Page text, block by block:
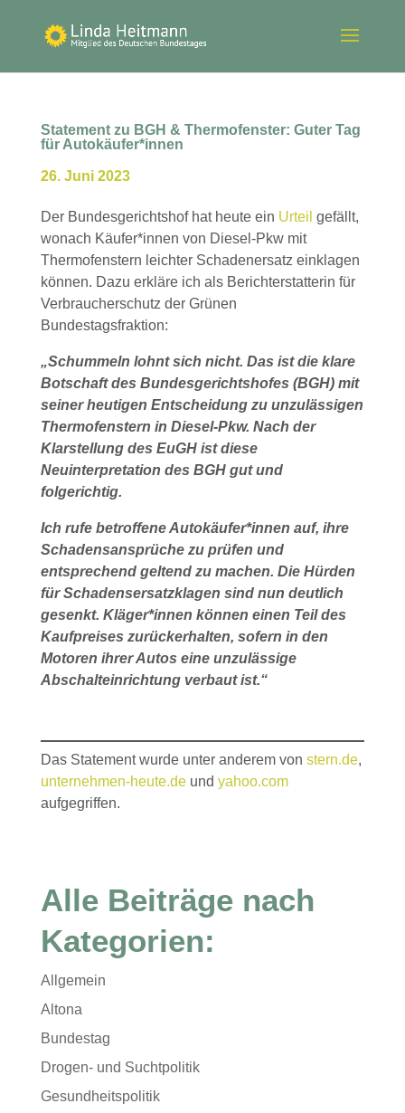
Statement zu BGH & Thermofenster: Guter Tag
für Autokäufer*innen
26. Juni 2023
Der Bundesgerichtshof hat heute ein Urteil gefällt,
wonach Käufer*innen von Diesel-Pkw mit
Thermofenstern leichter Schadenersatz einklagen
können. Dazu erkläre ich als Berichterstatterin für
Verbraucherschutz der Grünen
Bundestagsfraktion:
„Schummeln lohnt sich nicht. Das ist die klare
Botschaft des Bundesgerichtshofes (BGH) mit
seiner heutigen Entscheidung zu unzulässigen
Thermofenstern in Diesel-Pkw. Nach der
Klarstellung des EuGH ist diese
Neuinterpretation des BGH gut und
folgerichtig.
Ich rufe betroffene Autokäufer*innen auf, ihre
Schadensansprüche zu prüfen und
entsprechend geltend zu machen. Die Hürden
für Schadensersatzklagen sind nun deutlich
gesenkt. Kläger*innen können einen Teil des
Kaufpreises zurückerhalten, sofern in den
Motoren ihrer Autos eine unzulässige
Abschalteinrichtung verbaut ist.“
Das Statement wurde unter anderem von stern.de,
unternehmen-heute.deund yahoo.com
aufgegriffen.
Alle Beiträge nach
Kategorien:
Allgemein
Altona
Bundestag
Drogen- und Suchtpolitik
Gesundheitspolitik